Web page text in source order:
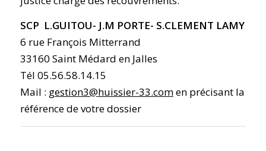
SCP L.GUITOU- J.M PORTE- S.CLEMENT LAMY
6 rue François Mitterrand
33160 Saint Médard en Jalles
Tél 05.56.58.14.15
Mail : gestion3@huissier-33.comen précisant la
référence de votre dossier